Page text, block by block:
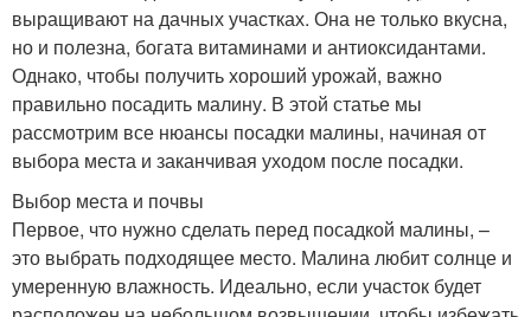
выращивают на дачных участках. Она не только вкусна,
но и полезна, богата витаминами и антиоксидантами.
Однако, чтобы получить хороший урожай, важно
правильно посадить малину. В этой статье мы
рассмотрим все нюансы посадки малины, начиная от
выбора места и заканчивая уходом после посадки.
Выбор места и почвы
Первое, что нужно сделать перед посадкой малины, –
это выбрать подходящее место. Малина любит солнце и
умеренную влажность. Идеально, если участок будет